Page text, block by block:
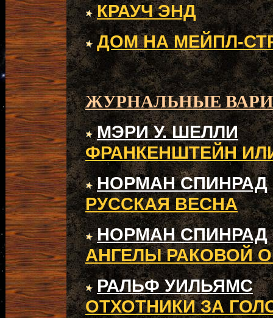
КРАУЧ ЭНД
ДОМ НА МЕЙПЛ-
ЖУРНАЛЬНЫЕ
МЭРИ У. ШЕЛЛИ
ФРАНКЕНШТЕЙН
НОРМАН СПИНРАД
РУССКАЯ ВЕСНА
НОРМАН СПИНРАД
АНГЕЛЫ РАКОВОЙ
РАЛЬФ УИЛЬЯМС
ОТХОТНИКИ ЗА